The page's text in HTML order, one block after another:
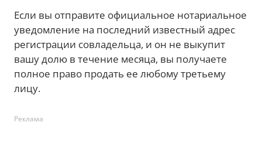
Если вы отправите официальное нотариальное
уведомление на последний известный адрес
регистрации совладельца, и он не выкупит
вашу долю в течение месяца, вы получаете
полное право продать ее любому третьему
лицу.
Реклама